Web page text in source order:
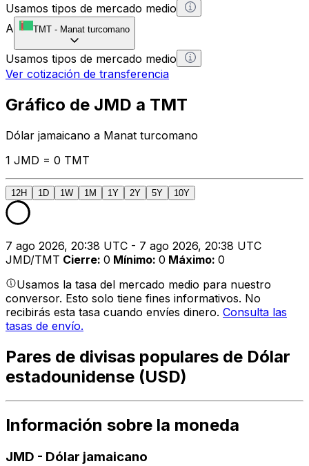
Usamos tipos de mercado medio
A
TMT - Manat turcomano
Usamos tipos de mercado medio
Ver cotización de transferencia
Gráfico de JMD a TMT
Dólar jamaicano a Manat turcomano
1 JMD = 0 TMT
12H 1D 1W 1M 1Y 2Y 5Y 10Y
7 ago 2026, 20:38 UTC - 7 ago 2026, 20:38 UTC
JMD/TMT Cierre: 0 Mínimo: 0 Máximo: 0
Usamos la tasa del mercado medio para nuestro
conversor. Esto solo tiene fines informativos. No
recibirás esta tasa cuando envíes dinero. Consulta las
tasas de envío.
Pares de divisas populares de Dólar
estadounidense (USD)
Información sobre la moneda
JMD - Dólar jamaicano